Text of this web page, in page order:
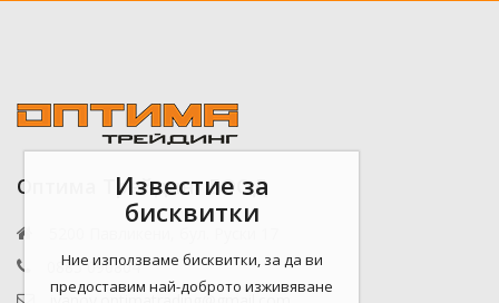
Оптима Трейдинг ЕООД
0885 090804
Известие за
бисквитки
Ние използваме бисквитки, за да ви
предоставим най-доброто изживяване